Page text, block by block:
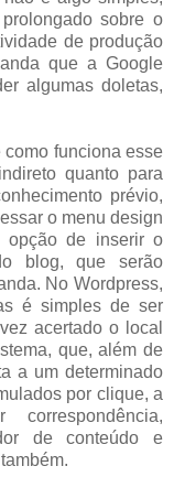
sobre o
de produção
que a Google
algumas doletas,
funciona esse
quanto para
prévio,
o menu design
opção de inserir o
blog, que serão
No Wordpress,
é simples de ser
acertado o local
que, além de
a um determinado
por clique, a
de conteúdo e